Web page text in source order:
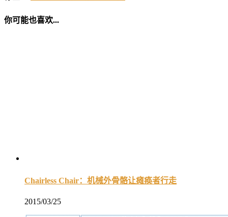
你可能也喜欢...
Chairless Chair：机械外骨骼让瘫痪者行走
2015/03/25